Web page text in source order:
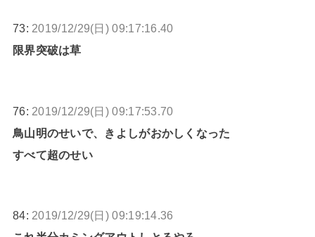
73: 2019/12/29(日) 09:17:16.40
限界突破は草
76: 2019/12/29(日) 09:17:53.70
鳥山明のせいで、きよしがおかしくなった
すべて超のせい
84: 2019/12/29(日) 09:19:14.36